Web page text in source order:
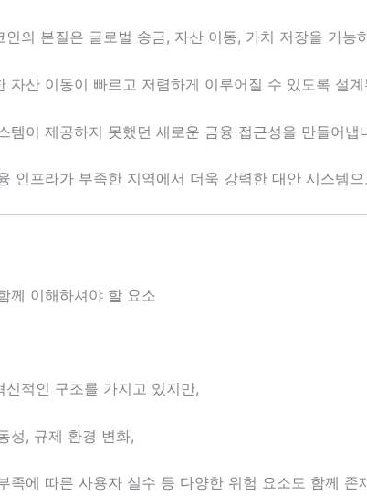
인의 본질은 글로벌 송금, 자산 이동, 가치 저장을 가능
자산 이동이 빠르고 저렴하게 이루어질 수 있도록 설
템이 제공하지 못했던 새로운 금융 접근성을 만들어냅
인프라가 부족한 지역에서 더욱 강력한 대안 시스템
께 이해하셔야 할 요소
신적인 구조를 가지고 있지만,
성, 규제 환경 변화,
족에 따른 사용자 실수 등 다양한 위험 요소도 함께 존